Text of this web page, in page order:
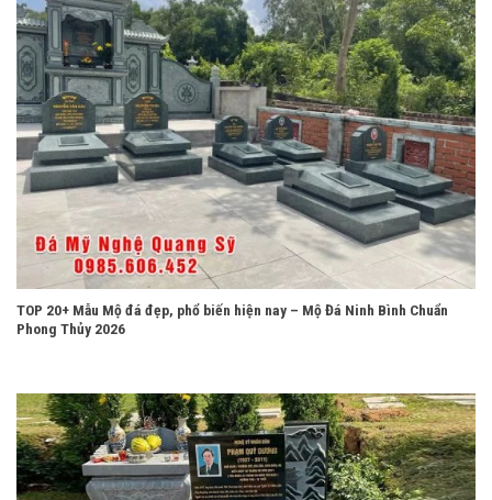
TOP 20+ Mẫu Mộ đá đẹp, phổ biến hiện nay – Mộ Đá Ninh Bình Chuẩn
Phong Thủy 2026